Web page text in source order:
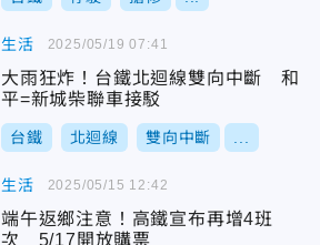
生活
大雨狂炸！台鐵北迴線雙向中斷 和
平=新城柴聯車接駁
台鐵 北迴線 雙向中斷
2025/05/19 07:41
生活
端午返鄉注意！高鐵宣布再增4班
次 5/17開放購票
2025/05/15 12:42